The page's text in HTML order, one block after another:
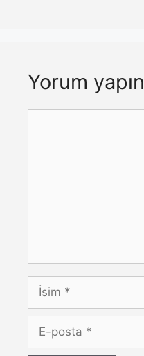
Yorum yapın
İsim
posta